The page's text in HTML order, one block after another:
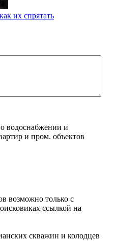
их спрятать
водоснабжении и
и пром. объектов
возможно только с
ссылкой на
скважин и колодцев